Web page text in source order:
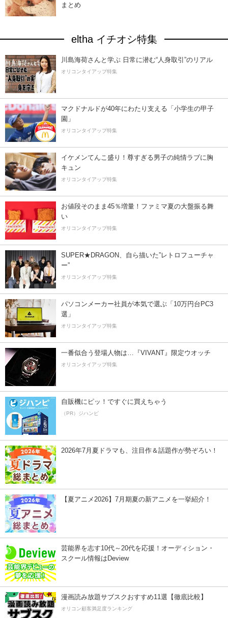
まとめ
eltha イチオシ特集
川島海荷さんと学ぶ 日常に潜む“人身取引”のリアル
オリコンタイアップ特集
マクドナルドが40年にわたり支える「小学生の甲子
園」
オリコンタイアップ特集
イケメンてんこ盛り！尊すぎる男子の純情ラブに胸
キュン
オリコンタイアップ特集
お値段そのまま45％増量！ファミマ夏の大盤振る舞
い
オリコンタイアップ特集
SUPER★DRAGON、自ら描いた”レトロフューチャ
ー”
オリコンタイアップ特集
パソコンメーカー社員が本気で選ぶ「10万円台PC3
選」
オリコンタイアップ特集
一番似合う登場人物は…『VIVANT』限定ウオッチ
オリコンタイアップ特集
自販機にピッ！ですぐに買えちゃう
（PR）ジハンピ
2026年7月夏ドラマも、注目作＆話題作が勢ぞろい！
【夏アニメ2026】7月期夏の新アニメを一挙紹介！
芸能界を志す10代～20代を応援！オーディション・
スクール情報はDeview
漫画読み放題サブスクおすすめ11選【徹底比較】
オリコン顧客満足度ランキング